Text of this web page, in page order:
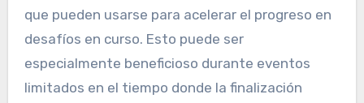
que pueden usarse para acelerar el progreso en
desafíos en curso. Esto puede ser
especialmente beneficioso durante eventos
limitados en el tiempo donde la finalización